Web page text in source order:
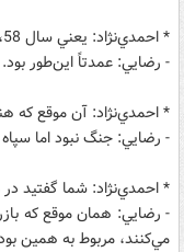
* احمدي‌‌نژاد‌: يعني سال 58‌، سپاه‌، فرماندارها را نصب مي‌كرد.
- رضايي‌: عمدتاً اين‌طور بود.
* احمدي‌نژاد‌: آن موقع كه
- رضايي‌: جنگ نبود اما سپاه
* احمدي‌نژاد‌: شما گفتيد در
- رضايي‌: همان موقع كه
مي‌كنند، مربوط به همين